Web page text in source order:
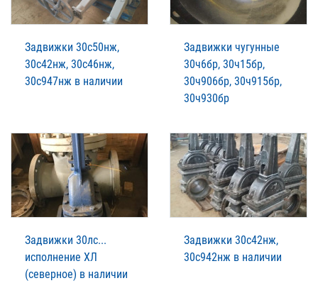
Задвижки 30с50нж,
30с42нж, 30с46нж,
30с947нж в наличии
Задвижки чугунные
30ч6бр, 30ч15бр,
30ч906бр, 30ч915бр,
30ч930бр
Задвижки 30лс...
исполнение ХЛ
(северное) в наличии
Задвижки 30с42нж,
30с942нж в наличии